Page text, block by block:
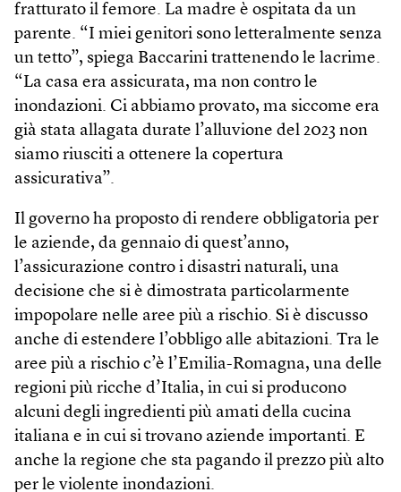
fratturato il femore. La madre è ospitata da un
parente. “I miei genitori sono letteralmente senza
un tetto”, spiega Baccarini trattenendo le lacrime.
“La casa era assicurata, ma non contro le
inondazioni. Ci abbiamo provato, ma siccome era
già stata allagata durate l’alluvione del 2023 non
siamo riusciti a ottenere la copertura
assicurativa”.
Il governo ha proposto di rendere obbligatoria per
le aziende, da gennaio di quest’anno,
l’assicurazione contro i disastri naturali, una
decisione che si è dimostrata particolarmente
impopolare nelle aree più a rischio. Si è discusso
anche di estendere l’obbligo alle abitazioni. Tra le
aree più a rischio c’è l’Emilia-Romagna, una delle
regioni più ricche d’Italia, in cui si producono
alcuni degli ingredienti più amati della cucina
italiana e in cui si trovano aziende importanti. E
anche la regione che sta pagando il prezzo più alto
per le violente inondazioni.